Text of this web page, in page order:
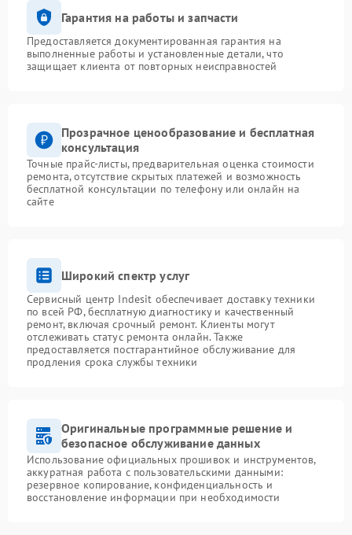
Гарантия на работы и запчасти
Предоставляется документированная гарантия на
выполненные работы и установленные детали, что
защищает клиента от повторных неисправностей
Прозрачное ценообразование и бесплатная
консультация
Точные прайс-листы, предварительная оценка стоимости
ремонта, отсутствие скрытых платежей и возможность
бесплатной консультации по телефону или онлайн на
сайте
Широкий спектр услуг
Сервисный центр Indesit обеспечивает доставку техники
по всей РФ, бесплатную диагностику и качественный
ремонт, включая срочный ремонт. Клиенты могут
отслеживать статус ремонта онлайн. Также
предоставляется постгарантийное обслуживание для
продления срока службы техники
Оригинальные программные решение и
безопасное обслуживание данных
Использование официальных прошивок и инструментов,
аккуратная работа с пользовательскими данными:
резервное копирование, конфиденциальность и
восстановление информации при необходимости